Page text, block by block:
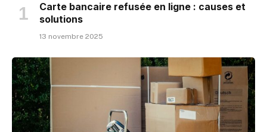
Carte bancaire refusée en ligne : causes et
solutions
13 novembre 2025